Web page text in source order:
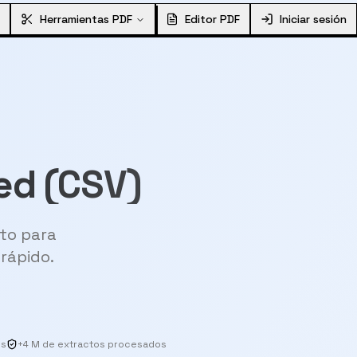
Herramientas PDF Editor PDF Iniciar sesión
(CSV)
para
+4 M de extractos procesados